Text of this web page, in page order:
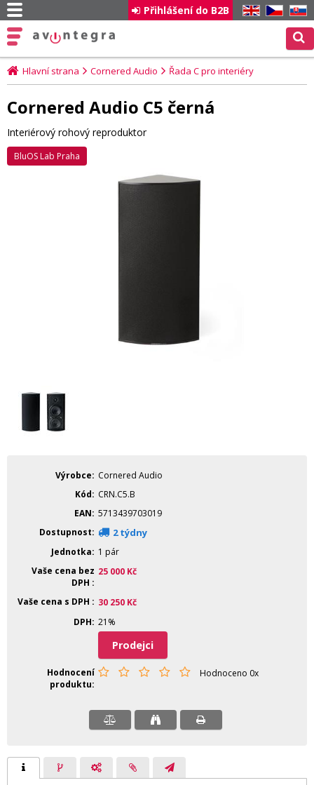
EN CZ SK
Přihlášení do B2B
Hlavní strana Cornered Audio Řada C pro interiéry
Cornered Audio C5 černá
Interiérový rohový reproduktor
BluOS Lab Praha
Výrobce
Cornered Audio
Kód
CRN.C5.B
EAN 5713439703019
Dostupnost
2 týdny
Jednotka
1 pár
Vaše cena bez
DPH
25 000 Kč
Vaše cena s DPH 30 250 Kč
DPH 21%
Prodejci
Hodnocení
produktu
Hodnoceno 0x